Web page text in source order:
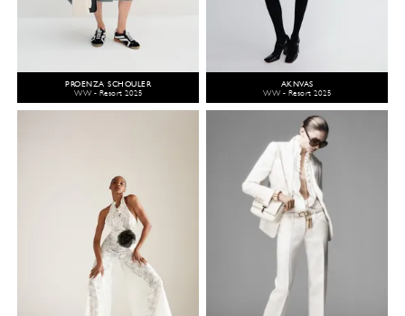
PROENZA SCHOULER
WW - Resort 2025
AKNVAS
WW - Resort 2025